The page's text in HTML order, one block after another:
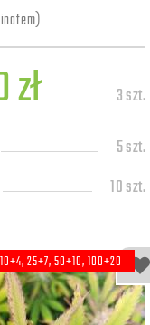
3 szt.
5 szt.
10 szt.
25+7, 50+10, 100+20